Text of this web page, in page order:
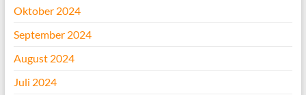
Oktober 2024
September 2024
August 2024
Juli 2024